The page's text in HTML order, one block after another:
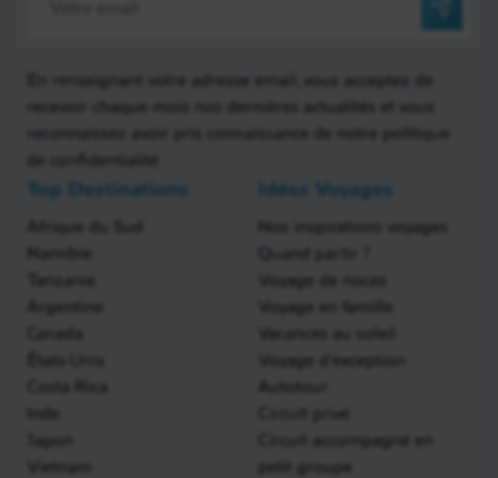
En renseignant votre adresse email, vous acceptez de
recevoir chaque mois nos dernières actualités et vous
reconnaissez avoir pris connaissance de notre politique
de confidentialité
Top Destinations
Afrique du Sud
Namibie
Tanzanie
Argentine
Canada
États-Unis
Costa Rica
Inde
Japon
Vietnam
Idées Voyages
Nos inspirations voyages
Quand partir ?
Voyage de noces
Voyage en famille
Vacances au soleil
Voyage d'exception
Autotour
Circuit privé
Circuit accompagné en
petit groupe